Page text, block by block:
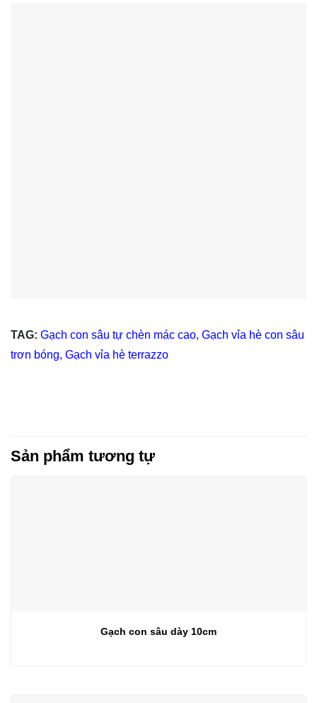
TAG: Gạch con sâu tự chèn mác cao, Gạch vỉa hè con sâu
trơn bóng, Gạch vỉa hè terrazzo
Sản phẩm tương tự
Gạch con sâu dày 10cm